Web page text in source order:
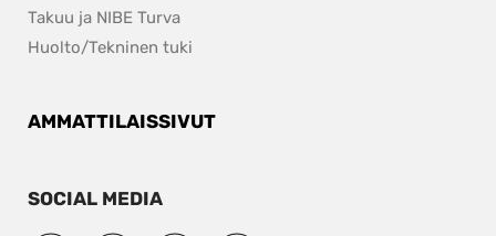
Takuu ja NIBE Turva
Huolto/Tekninen tuki
AMMATTILAISSIVUT
SOCIAL MEDIA